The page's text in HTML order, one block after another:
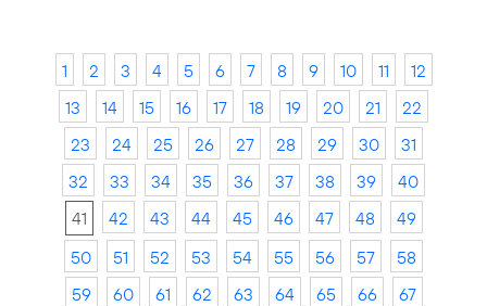
1 2 3 4 5 6 7 8 9 10 11
12
13
14 15 16 17 18 19 20 21
22
23
24 25 26 27 28 29 30
31
32
33 34 35 36 37 38 39
40
41
42 43 44 45 46 47 48
49
50
51 52 53 54 55 56 57
58
59
60 61 62 63 64 65 66
67